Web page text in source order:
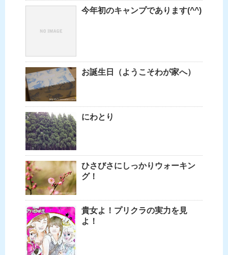
今年初のキャンプであります(^^)
お誕生日（ようこそわが家へ）
にわとり
ひさびさにしっかりウォーキン
グ！
貴女よ！プリクラの実力を見
よ！